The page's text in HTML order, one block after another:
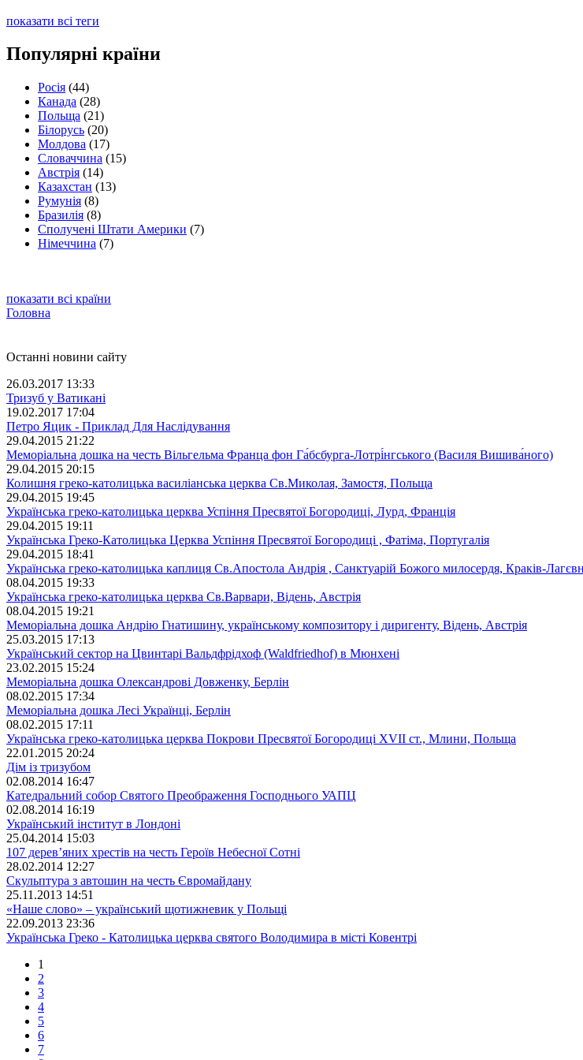
показати всі теги
Популярні країни
Росія (44)
Канада (28)
Польща (21)
Білорусь (20)
Молдова (17)
Словаччина (15)
Австрія (14)
Казахстан (13)
Румунія (8)
Бразилія (8)
Сполучені Штати Америки (7)
Німеччина (7)
показати всі країни
Головна
Останні новини сайту
26.03.2017 13:33
Тризуб у Ватикані
19.02.2017 17:04
Петро Яцик - Приклад Для Наслідування
29.04.2015 21:22
Меморіальна дошка на честь Вільгельма Франца фон Га́бсбурга-Лотрі́нгського (Василя Вишива́ного)
29.04.2015 20:15
Колишня греко-католицька василіанська церква Св.Миколая, Замостя, Польща
29.04.2015 19:45
Українська греко-католицька церква Успіння Пресвятої Богородиці, Лурд, Франція
29.04.2015 19:11
Українська Греко-Католицька Церква Успіння Пресвятої Богородиці , Фатіма, Португалія
29.04.2015 18:41
Українська греко-католицька каплиця Св.Апостола Андрія , Санктуарій Божого милосердя, Краків-
08.04.2015 19:33
Українська греко-католицька церква Св.Варвари, Відень, Австрія
08.04.2015 19:21
Меморіальна дошка Андрію Гнатишину, українському композитору і диригенту, Відень, Австрія
25.03.2015 17:13
Український сектор на Цвинтарі Вальдфрідхоф (Waldfriedhof) в Мюнхені
23.02.2015 15:24
Меморіальна дошка Олександрові Довженку, Берлін
08.02.2015 17:34
Меморіальна дошка Лесі Українці, Берлін
08.02.2015 17:11
Українська греко-католицька церква Покрови Пресвятої Богородиці XVII ст., Млини, Польща
22.01.2015 20:24
Дім із тризубом
02.08.2014 16:47
Катедральний собор Святого Преображення Господнього УАПЦ
02.08.2014 16:19
Український інститут в Лондоні
25.04.2014 15:03
107 дерев’яних хрестів на честь Героїв Небесної Сотні
28.02.2014 12:27
Скульптура з автошин на честь Євромайдану
25.11.2013 14:51
«Наше слово» – український щотижневик у Польщі
22.09.2013 23:36
Українська Греко - Католицька церква святого Володимира в місті Ковентрі
1
2
3
4
5
6
7